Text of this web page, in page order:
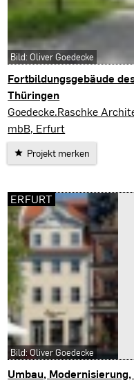
Fortbildungsgebäude
Thüringen
Erfurt
Goedecke.Raschke
mbB, Erfurt
Projekt merken
Bild: Oliver Goedecke
Umbau,
ERFURT
Bild: Oliver Goedecke